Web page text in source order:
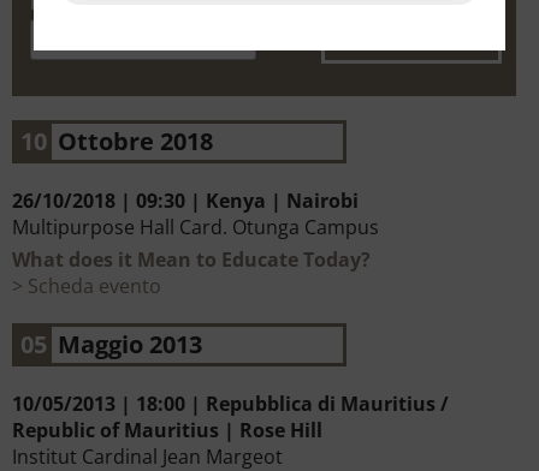
10 Ottobre 2018
26/10/2018 | 09:30 | Kenya | Nairobi
Multipurpose Hall Card. Otunga Campus
What does it Mean to Educate Today?
Scheda evento
05 Maggio 2013
10/05/2013 | 18:00 | Repubblica di Mauritius /
Republic of Mauritius | Rose Hill
Institut Cardinal Jean Margeot